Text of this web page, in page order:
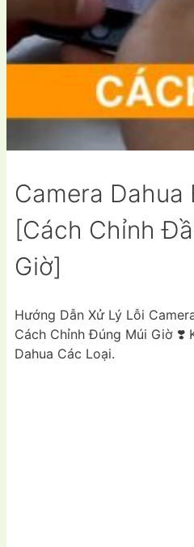
Camera Dahua
[Cách Chỉnh
Giờ]
Hướng Dẫn Xử Lý Lỗi
Cách Chỉnh Đúng Múi Giờ ❣️
Dahua Các Loại.